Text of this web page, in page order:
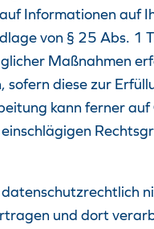
Informationen auf
von § 25 Abs. 1
Maßnahmen
diese zur
kann ferner auf
und dort